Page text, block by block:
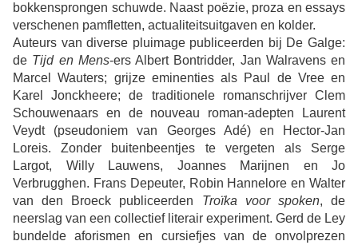
bokkensprongen schuwde. Naast poëzie, proza en essays
verschenen pamfletten, actualiteitsuitgaven en kolder.
Auteurs van diverse pluimage publiceerden bij De Galge:
de Tijd en Mens-ers Albert Bontridder, Jan Walravens en
Marcel Wauters; grijze eminenties als Paul de Vree en
Karel Jonckheere; de traditionele romanschrijver Clem
Schouwenaars en de nouveau roman-adepten Laurent
Veydt (pseudoniem van Georges Adé) en Hector-Jan
Loreis. Zonder buitenbeentjes te vergeten als Serge
Largot, Willy Lauwens, Joannes Marijnen en Jo
Verbrugghen. Frans Depeuter, Robin Hannelore en Walter
van den Broeck publiceerden Troïka voor spoken, de
neerslag van een collectief literair experiment. Gerd de Ley
bundelde aforismen en cursiefjes van de onvolprezen